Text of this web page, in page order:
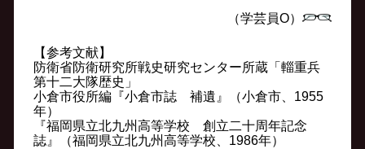
（学芸員O）
【参考文献】
防衛省防衛研究所戦史研究センター所蔵「輜重兵
第十二大隊歴史」
小倉市役所編『小倉市誌 補遺』（小倉市、1955
年）
『福岡県立北九州高等学校 創立二十周年記念
誌』（福岡県立北九州高等学校、1986年）